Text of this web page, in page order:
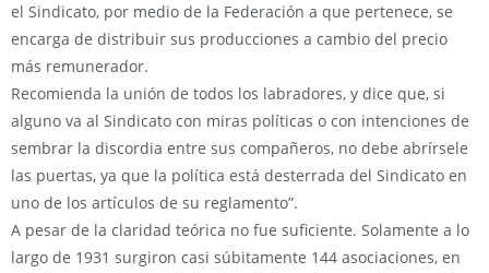
el Sindicato, por medio de la Federación a que pertenece, se
encarga de distribuir sus producciones a cambio del precio
más remunerador.
Recomienda la unión de todos los labradores, y dice que, si
alguno va al Sindicato con miras políticas o con intenciones de
sembrar la discordia entre sus compañeros, no debe abrírsele
las puertas, ya que la política está desterrada del Sindicato en
uno de los artículos de su reglamento”.
A pesar de la claridad teórica no fue suficiente. Solamente a lo
largo de 1931 surgiron casi súbitamente 144 asociaciones, en